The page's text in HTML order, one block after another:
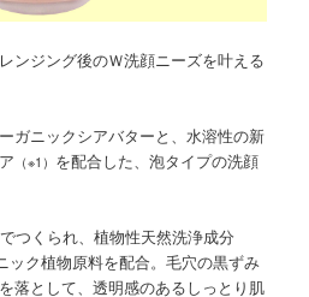
ンジング後のＷ洗顔ニーズを叶える
ガニックシアバターと、水溶性の新
（※1） を配合した、泡タイプの洗顔
つくられ、植物性天然洗浄成分
ック植物原料を配合。毛穴の黒ずみ
落として、透明感のあるしっとり肌